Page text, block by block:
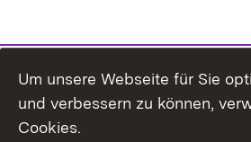
Um unsere Webseite für Sie
und verbessern zu können,
Cookies.